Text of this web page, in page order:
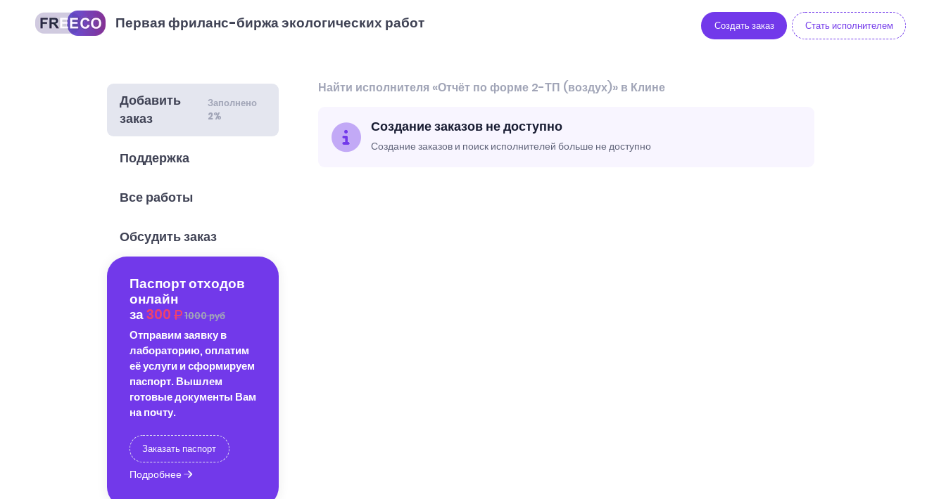
Первая фриланс-биржа экологических работ Создать заказ Стать исполнителем
Добавить
заказ
Заполнено
2%
Поддержка
Все работы
Обсудить заказ
Паспорт отходов
онлайн
за300 1000 руб
Отправим заявку в
лабораторию, оплатим
её услуги и сформируем
паспорт. Вышлем
готовые документы Вам
на почту.
Заказать паспорт
Подробнее
Найти исполнителя «Отчёт по форме 2-ТП (воздух)» в Клине
Создание заказов не доступно
Создание заказов и поиск исполнителей больше не доступно